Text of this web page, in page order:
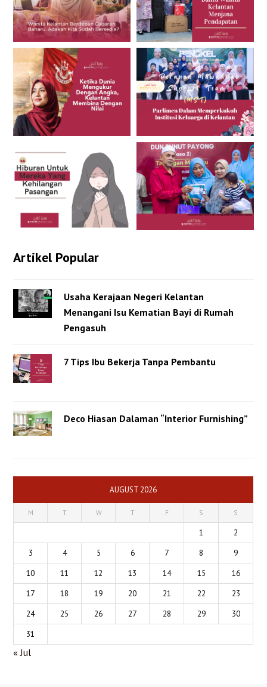
Artikel Popular
Usaha Kerajaan Negeri Kelantan
Menangani Isu Kematian Bayi di Rumah
Pengasuh
7 Tips Ibu Bekerja Tanpa Pembantu
Deco Hiasan Dalaman “Interior Furnishing”
AUGUST 2026
M T W T F S S
1
2
3
4 5 6 7 8
9
10
11 12 13 14 15
16
17
18 19 20 21 22
23
24
25 26 27 28 29
30
31
« Jul